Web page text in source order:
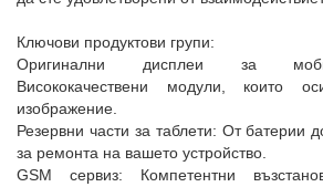
Ключови продуктови групи:
Оригинални дисплеи за
Висококачествени модули, които
изображение.
Резервни части за таблети: От батерии
за ремонта на вашето устройство.
GSM сервиз: Компетентни